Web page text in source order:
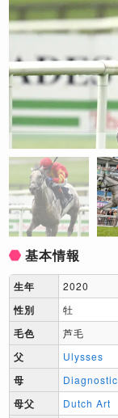
基本情報
生年 2020
性別 牡
毛色 芦毛
父 Ulysses
母 Diagnostic
母父 Dutch Art